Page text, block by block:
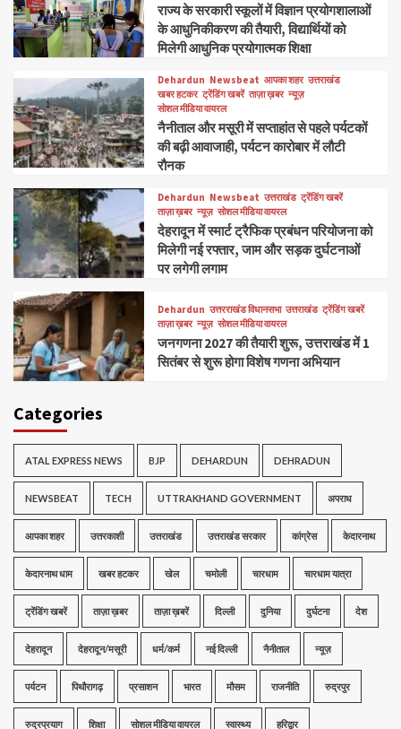
राज्य के सरकारी स्कूलों में विज्ञान प्रयोगशालाओं
के आधुनिकीकरण की तैयारी, विद्यार्थियों को
मिलेगी आधुनिक प्रयोगात्मक शिक्षा
Dehardun Newsbeat आपका शहर उत्तराखंड
खबर हटकर ट्रेंडिंग खबरें ताज़ा ख़बर न्यूज़
सोशल मीडिया वायरल
नैनीताल और मसूरी में सप्ताहांत से पहले पर्यटकों
की बढ़ी आवाजाही, पर्यटन कारोबार में लौटी
रौनक
Dehardun Newsbeat उत्तराखंड ट्रेंडिंग खबरें
ताज़ा ख़बर न्यूज़ सोशल मीडिया वायरल
देहरादून में स्मार्ट ट्रैफिक प्रबंधन परियोजना को
मिलेगी नई रफ्तार, जाम और सड़क दुर्घटनाओं
पर लगेगी लगाम
Dehardun उत्तरराखंड विधानसभा उत्तराखंड ट्रेंडिंग खबरें
ताज़ा ख़बर न्यूज़ सोशल मीडिया वायरल
जनगणना 2027 की तैयारी शुरू, उत्तराखंड में 1
सितंबर से शुरू होगा विशेष गणना अभियान
Categories
ATAL EXPRESS NEWS BJP DEHARDUN DEHRADUN
NEWSBEAT TECH UTTRAKHAND GOVERNMENT अपराध
आपका शहर उत्तरकाशी उत्तराखंड उत्तराखंड सरकार कांग्रेस केदारनाथ
केदारनाथ धाम खबर हटकर खेल चमोली चारधाम चारधाम यात्रा
ट्रेंडिंग खबरें ताज़ा ख़बर ताज़ा ख़बरें दिल्ली दुनिया दुर्घटना देश
देहरादून देहरादून/मसूरी धर्म/कर्म नई दिल्ली नैनीताल न्यूज़
पर्यटन पिथौरागढ़ प्रसाशन भारत मौसम राजनीति रुद्रपुर
रुद्रप्रयाग शिक्षा सोशल मीडिया वायरल स्वास्थ्य हरिद्वार